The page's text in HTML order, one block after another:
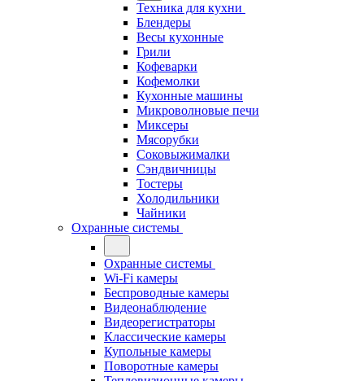
Техника для кухни
Блендеры
Весы кухонные
Грили
Кофеварки
Кофемолки
Кухонные машины
Микроволновые печи
Миксеры
Мясорубки
Соковыжималки
Сэндвичницы
Тостеры
Холодильники
Чайники
Охранные системы
Охранные системы
Wi-Fi камеры
Беспроводные камеры
Видеонаблюдение
Видеорегистраторы
Классические камеры
Купольные камеры
Поворотные камеры